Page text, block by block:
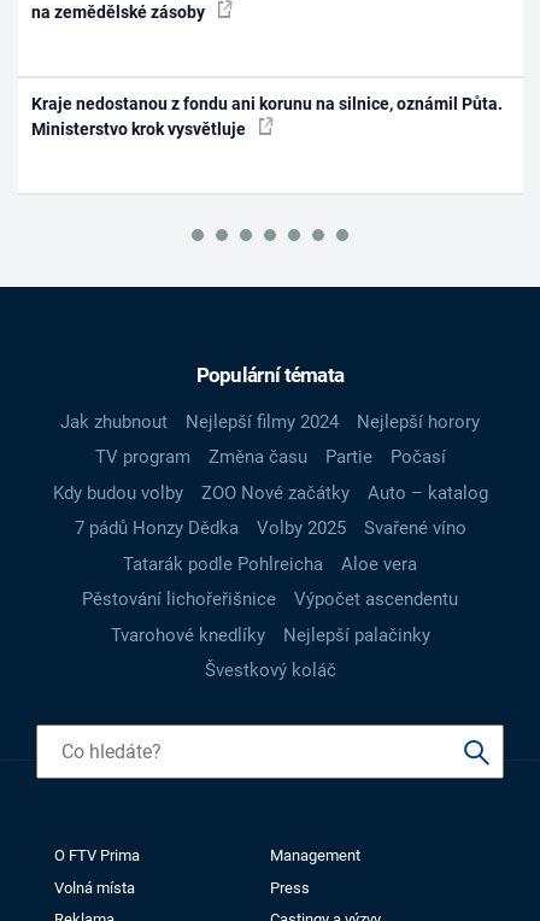
na zemědělské zásoby
Kraje nedostanou z fondu ani korunu na silnice, oznámil Půta.
Ministerstvo krok vysvětluje
Populární témata
Jak zhubnout Nejlepší filmy 2024
Nejlepší horory
TV program
Změna času Partie
Počasí
Kdy budou volby
ZOO Nové začátky
Auto – katalog
7 pádů Honzy Dědka
Volby 2025
Svařené víno
Tatarák podle Pohlreicha
Aloe vera
Pěstování lichořeřišnice
Výpočet ascendentu
Tvarohové knedlíky
Nejlepší palačinky
Švestkový koláč
O FTV Prima
Management
Volná místa
Press